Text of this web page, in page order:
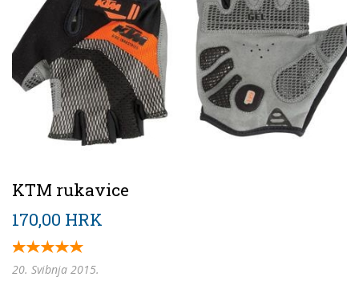
KTM rukavice
170,00 HRK
20. Svibnja 2015.